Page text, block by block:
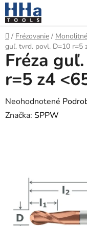
Prejsť
na
obsah
Domov
/ Frézovanie /
guľ. tvrd. povl. D=10 r=5
Fréza
r=5 z4
Priemerné
hodnotenie
hviezdičiek.
Neohodnotené
Značka: SPPW